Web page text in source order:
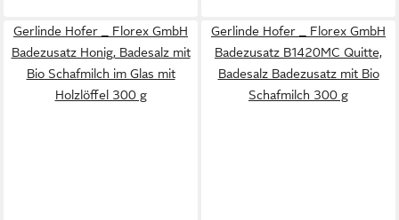
Gerlinde Hofer _ Florex GmbH
Badezusatz Honig, Badesalz mit
Bio Schafmilch im Glas mit
Holzlöffel 300 g
Gerlinde Hofer _ Florex GmbH
Badezusatz B1420MC Quitte,
Badesalz Badezusatz mit Bio
Schafmilch 300 g